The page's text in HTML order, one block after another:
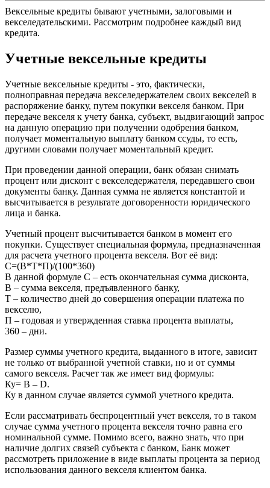
Вексельные кредиты бывают учетными, залоговыми и
векселедательскими. Рассмотрим подробнее каждый вид
кредита.
Учетные вексельные кредиты
Учетные вексельные кредиты - это, фактически,
полноправная передача векселедержателем своих векселей в
распоряжение банку, путем покупки векселя банком. При
передаче векселя к учету банка, субъект, выдвигающий запрос
на данную операцию при получении одобрения банком,
получает моментальную выплату банком ссуды, то есть,
другими словами получает моментальный кредит.
При проведении данной операции, банк обязан снимать
процент или дисконт с векселедержателя, передавшего свои
документы банку. Данная сумма не является константой и
высчитывается в результате договоренности юридического
лица и банка.
Учетный процент высчитывается банком в момент его
покупки. Существует специальная формула, предназначенная
для расчета учетного процента векселя. Вот её вид:
С=(В*Т*П)/(100*360)
В данной формуле С – есть окончательная сумма дисконта,
В – сумма векселя, предъявленного банку,
Т – количество дней до совершения операции платежа по
векселю,
П – годовая и утвержденная ставка процента выплаты,
360 – дни.
Размер суммы учетного кредита, выданного в итоге, зависит
не только от выбранной учетной ставки, но и от суммы
самого векселя. Расчет так же имеет вид формулы:
Ку= В – D.
Ку в данном случае является суммой учетного кредита.
Если рассматривать беспроцентный учет векселя, то в таком
случае сумма учетного процента векселя точно равна его
номинальной сумме. Помимо всего, важно знать, что при
наличие долгих связей субъекта с банком, Банк может
рассмотреть приложение в виде выплаты процента за период
использования данного векселя клиентом банка.